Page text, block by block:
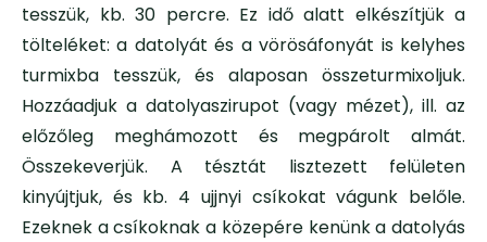
tesszük, kb. 30 percre. Ez idő alatt elkészítjük a
tölteléket: a datolyát és a vörösáfonyát is kelyhes
turmixba tesszük, és alaposan összeturmixoljuk.
Hozzáadjuk a datolyaszirupot (vagy mézet), ill. az
előzőleg meghámozott és megpárolt almát.
Összekeverjük. A tésztát lisztezett felületen
kinyújtjuk, és kb. 4 ujjnyi csíkokat vágunk belőle.
Ezeknek a csíkoknak a közepére kenünk a datolyás